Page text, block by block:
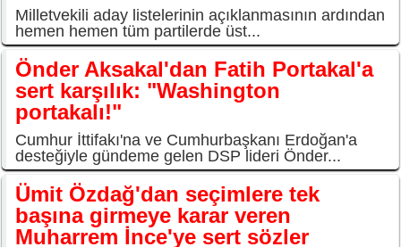
Milletvekili aday listelerinin açıklanmasının ardından
hemen hemen tüm partilerde üst...
Önder Aksakal'dan Fatih Portakal'a
sert karşılık: "Washington
portakalı!"
Cumhur İttifakı'na ve Cumhurbaşkanı Erdoğan'a
desteğiyle gündeme gelen DSP lideri Önder...
Ümit Özdağ'dan seçimlere tek
başına girmeye karar veren
Muharrem İnce'ye sert sözler